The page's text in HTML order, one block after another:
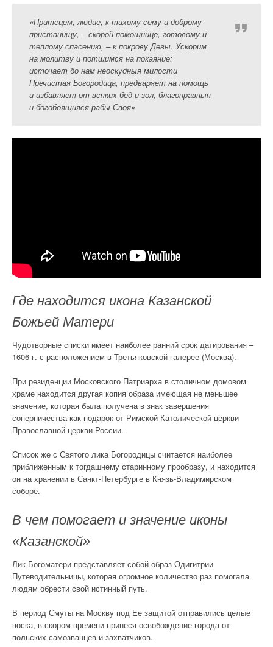
«Притецем, людие, к тихому сему и доброму
пристанищу, – скорой помощнице, готовому и
теплому спасению, – к покрову Девы. Ускорим
на молитву и потщимся на покаяние:
источает бо нам неоскудныя милости
Пречистая Богородица, предваряет на помощь
и избавляет от всяких бед и зол, благонравныя
и богобоящияся рабы Своя».
Где находится икона Казанской
Божьей Матери
Чудотворные списки имеет наиболее ранний срок датирования –
1606 г. с расположением в Третьяковской галерее (Москва).
При резиденции Московского Патриарха в столичном домовом
храме находится другая копия образа имеющая не меньшее
значение, которая была получена в знак завершения
соперничества как подарок от Римской Католической церкви
Православной церкви России.
Список же с Святого лика Богородицы считается наиболее
приближенным к тогдашнему старинному прообразу, и находится
он на хранении в Санкт-Петербурге в Князь-Владимирском
соборе.
В чем помогает и значение иконы
«Казанской»
Лик Богоматери представляет собой образ Одигитрии
Путеводительницы, которая огромное количество раз помогала
людям обрести свой истинный путь.
В период Смуты на Москву под Ее защитой отправились целые
воска, в скором времени принеся освобождение города от
польских самозванцев и захватчиков.